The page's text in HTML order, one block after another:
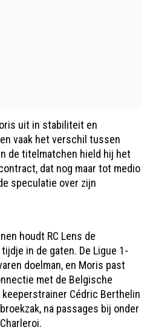
uit in stabiliteit en
vaak het verschil tussen
de titelmatchen hield hij het
dat nog maar tot medio
speculatie over zijn
houdt RC Lens de
in de gaten. De Ligue 1-
doelman, en Moris past
met de Belgische
Cédric Berthelin
na passages bij onder